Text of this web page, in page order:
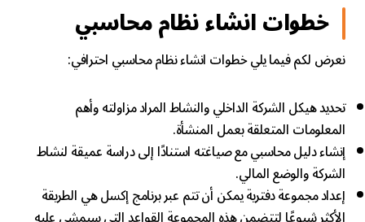
خطوات انشاء نظام محاسبي
نعرض لكم فيما يلي خطوات انشاء نظام محاسبي احترافي:
تحديد هيكل الشركة الداخلي والنشاط المراد مزاولته وأهم
المعلومات المتعلقة بعمل المنشأة.
إنشاء دليل محاسبي مع صياغته استنادًا إلى دراسة عميقة لنشاط
الشركة والوضع المالي.
إعداد مجموعة دفترية يمكن أن تتم عبر برنامج إكسل هي الطريقة